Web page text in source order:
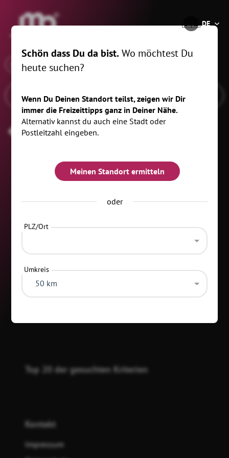
®
🇩🇪DE
Wann
News Kinder Indoor
Top 20 der gesuchten Kriterien
Kontakt
Impressum
Schön dass Du da bist. Wo möchtest Du
heute suchen?
Wenn Du Deinen Standort teilst, zeigen wir Dir
immer die Freizeittipps ganz in Deiner Nähe.
Alternativ kannst du auch eine Stadt oder
Postleitzahl eingeben.
Meinen Standort ermitteln
oder
PLZ/Ort
Umkreis
50 km